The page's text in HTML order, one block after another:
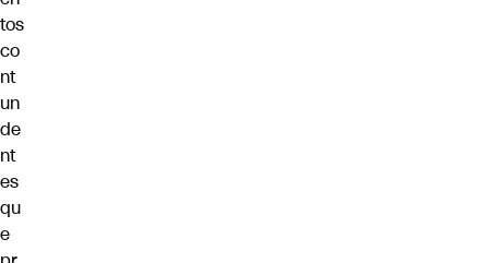
tos
co
nt
un
de
nt
es
qu
e